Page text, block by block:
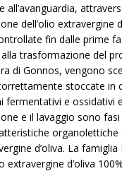
all’avanguardia,
dell’olio extravergine
fin dalle prime
trasformazione del
di Gonnos, vengono
stoccate in
fermentativi e ossidativi
e il lavaggio sono
organolettiche
d’oliva. La famiglia
extravergine d’oliva